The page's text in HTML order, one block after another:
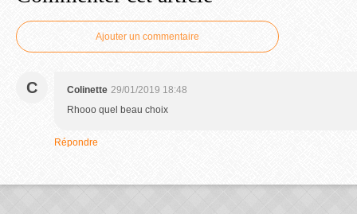
Ajouter un commentaire
C Colinette 29/01/2019 18:48
Rhooo quel beau choix
Répondre